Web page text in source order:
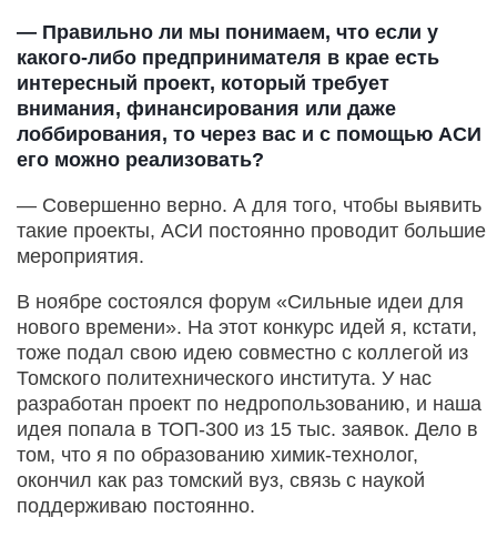
— Правильно ли мы понимаем, что если у
какого-либо предпринимателя в крае есть
интересный проект, который требует
внимания, финансирования или даже
лоббирования, то через вас и с помощью АСИ
его можно реализовать?
— Совершенно верно. А для того, чтобы выявить
такие проекты, АСИ постоянно проводит большие
мероприятия.
В ноябре состоялся форум «Сильные идеи для
нового времени». На этот конкурс идей я, кстати,
тоже подал свою идею совместно с коллегой из
Томского политехнического института. У нас
разработан проект по недропользованию, и наша
идея попала в ТОП-300 из 15 тыс. заявок. Дело в
том, что я по образованию химик-технолог,
окончил как раз томский вуз, связь с наукой
поддерживаю постоянно.